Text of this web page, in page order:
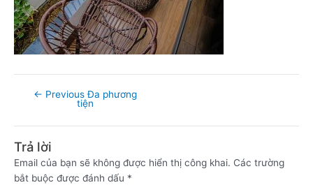
← Previous Đa phương
tiện
Trả lời
Email của bạn sẽ không được hiển thị công khai. Các trường
bắt buộc được đánh dấu *